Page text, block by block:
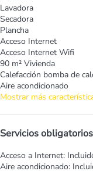
Lavadora
Secadora
Plancha
Acceso Internet
Acceso Internet Wifi
90 m² Vivienda
Calefacción bomba de
Aire acondicionado
Mostrar más
Servicios
Acceso a Internet:
Aire acondicionado: